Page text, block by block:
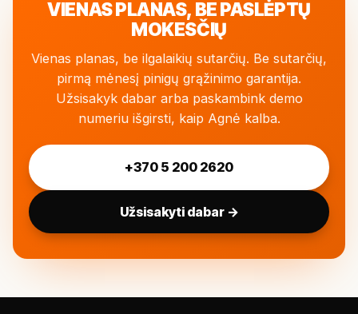
VIENAS PLANAS, BE PASLĖPTŲ
MOKESČIŲ
Vienas planas, be ilgalaikių sutarčių. Be sutarčių,
pirmą mėnesį pinigų grąžinimo garantija.
Užsisakyk dabar arba paskambink demo
numeriu išgirsti, kaip Agnė kalba.
+370 5 200 2620
Užsisakyti dabar →